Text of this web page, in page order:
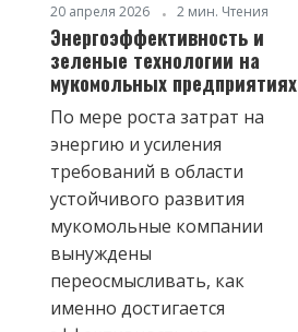
20 апреля 2026 2 мин. Чтения
Энергоэффективность и
зеленые технологии на
мукомольных предприятиях
По мере роста затрат на
энергию и усиления
требований в области
устойчивого развития
мукомольные компании
вынуждены
переосмысливать, как
именно достигается